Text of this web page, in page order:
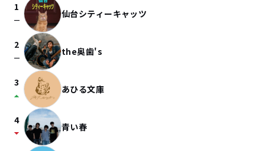
1
check_indeterminate_small 仙台シティーキャッツ
2
check_indeterminate_small the奥歯's
3
arrow_drop_up あひる文庫
4
arrow_drop_down 青い春